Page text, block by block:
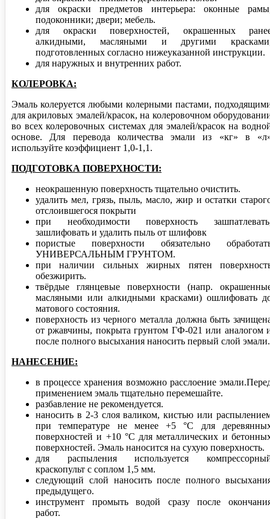
для окраски предметов интерьера: оконные
подоконники; двери; мебель.
для окраски поверхностей, окрашенных
алкидными, масляными и другими
подготовленных согласно нижеуказанной инструкции.
для наружных и внутренних работ.
КОЛЕРОВКА:
Эмаль колеруется любыми колерными пастами,
для акриловых эмалей/красок, на колеровочном
во всех колеровочных системах для эмалей/красок на
основе. Для перевода количества эмали из «кг» в
используйте коэффициент 1,0-1,1.
ПОДГОТОВКА ПОВЕРХНОСТИ:
неокрашенную поверхность тщательно очистить.
удалить мел, грязь, пыль, масло, жир и остатки
отслоившегося покрыти
при необходимости поверхность
зашлифовать и удалить пыль от шлифовк
пористые поверхности обязательно
УНИВЕРСАЛЬНЫМ ГРУНТОМ.
при наличии сильных жирных пятен
обезжирить.
твёрдые глянцевые поверхности (напр.
масляными или алкидными красками) ошлифовать
матового состояния.
поверхность из черного металла должна быть
от ржавчины, покрыта грунтом ГФ-021 или аналогом
после полного высыхания наносить первый слой эмали.
НАНЕСЕНИЕ:
в процессе хранения возможно расслоение
применением эмаль тщательно перемешайте.
разбавление не рекомендуется.
наносить в 2-3 слоя валиком, кистью или
при температуре не менее +5 °С для
поверхностей и +10 °С для металлических и
поверхностей. Эмаль наносится на сухую поверхность.
для распыления используется
краскопульт с соплом 1,5 мм.
следующий слой наносить после полного
предыдущего.
инструмент промыть водой сразу после
работ.